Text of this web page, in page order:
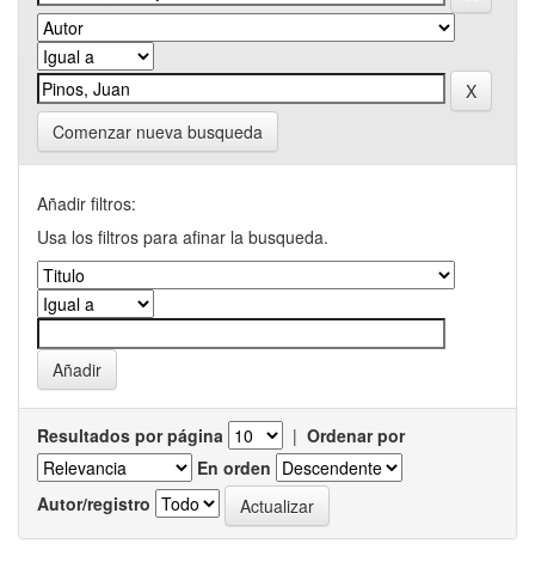
Comenzar nueva busqueda
Añadir filtros:
Usa los filtros para afinar la busqueda.
Resultados por página | Ordenar por
En orden
Autor/registro